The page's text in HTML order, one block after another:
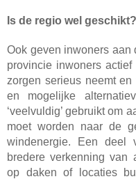
Is de regio wel geschikt?
Ook geven inwoners aan
provincie inwoners
zorgen serieus neemt
en mogelijke
‘veelvuldig’ gebruikt om
moet worden naar de
windenergie. Een deel
bredere verkenning van
op daken of locaties